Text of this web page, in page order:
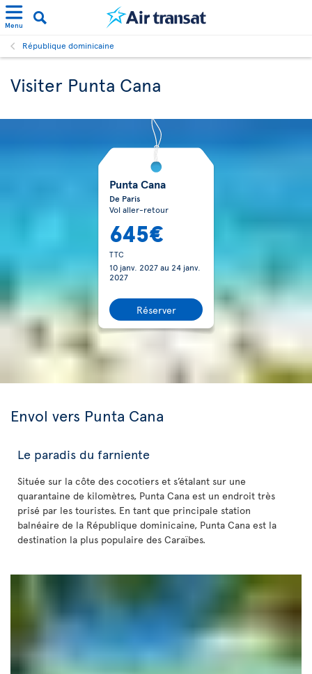
Menu
République dominicaine
Visiter Punta Cana
Punta Cana
De Paris
Vol aller-retour
645€
TTC
10 janv. 2027au 24 janv.
2027
Réserver
Envol vers Punta Cana
Le paradis du farniente
Située sur la côte des cocotiers et s’étalant sur une
quarantaine de kilomètres, Punta Cana est un endroit très
prisé par les touristes. En tant que principale station
balnéaire de la République dominicaine, Punta Cana est la
destination la plus populaire des Caraïbes.